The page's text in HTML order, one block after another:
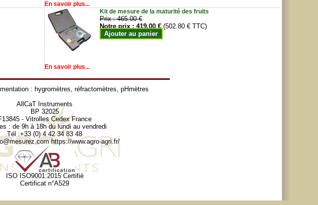
En savoir plus...
Kit de mesure de la maturité des fruits
Prix :465.00 €
Notre prix :419.00 € (502.80 € TTC)
Ajouter au panier
En savoir plus...
: hygromètres, réfractomètres, pHmètres
AllCaT Instruments
BP 32025
- Vitrolles Cedex France
: de 9h à 18h du lundi au vendredi
Tél :+33 (0) 4 42 34 83 48
https://www.agro-agri.fr/
ISO ISO9001:2015 Certifié
Certificat n°A529